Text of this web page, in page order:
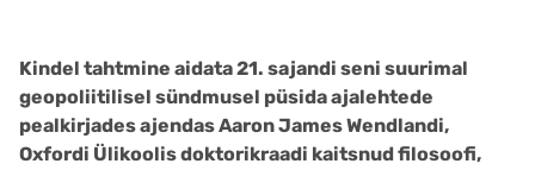
Kindel tahtmine aidata 21. sajandi seni suurimal
geopoliitilisel sündmusel püsida ajalehtede
pealkirjades ajendas Aaron James Wendlandi,
Oxfordi Ülikoolis doktorikraadi kaitsnud filosoofi,